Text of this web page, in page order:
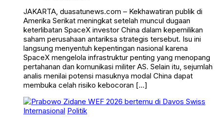
JAKARTA, duasatunews.com – Kekhawatiran publik di
Amerika Serikat meningkat setelah muncul dugaan
keterlibatan SpaceX investor China dalam kepemilikan
saham perusahaan antariksa strategis tersebut. Isu ini
langsung menyentuh kepentingan nasional karena
SpaceX mengelola infrastruktur penting yang menopang
pertahanan dan komunikasi militer AS. Selain itu, sejumlah
analis menilai potensi masuknya modal China dapat
membuka celah risiko kebocoran […]
Internasional Politik